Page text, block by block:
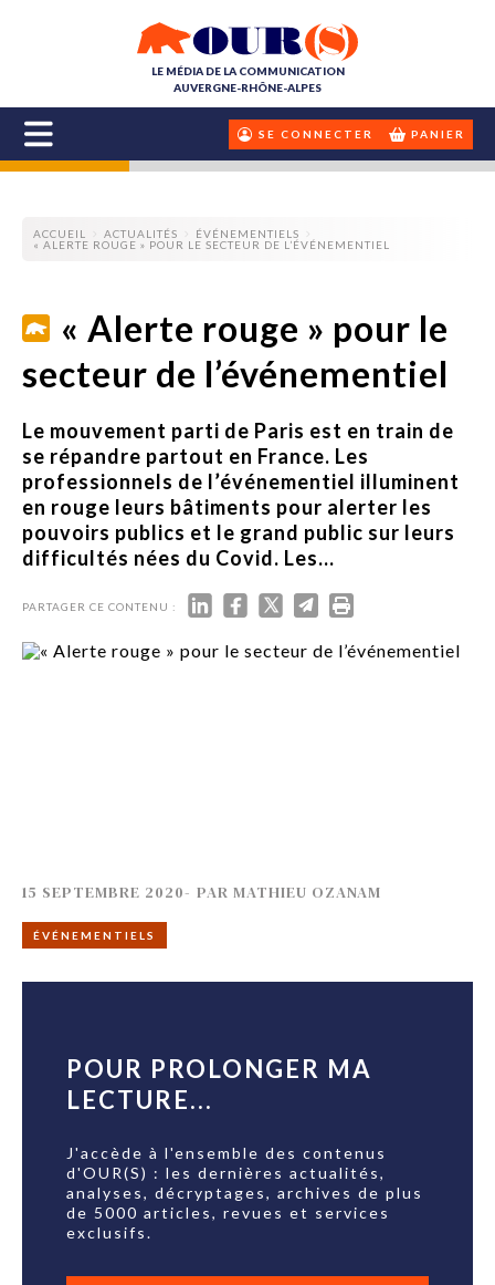
LE MÉDIA DE LA COMMUNICATION
AUVERGNE-RHÔNE-ALPES
SE CONNECTER PANIER
ACCUEIL ACTUALITÉS
ÉVÉNEMENTIELS
« ALERTE ROUGE » POUR LE SECTEUR DE L’ÉVÉNEMENTIEL
« Alerte rouge » pour le
secteur de l’événementiel
Le mouvement parti de Paris est en train de
se répandre partout en France. Les
professionnels de l’événementiel illuminent
en rouge leurs bâtiments pour alerter les
pouvoirs publics et le grand public sur leurs
difficultés nées du Covid. Les...
PARTAGER CE CONTENU :
15 SEPTEMBRE 2020- PAR MATHIEU OZANAM
ÉVÉNEMENTIELS
POUR PROLONGER MA
LECTURE...
J'accède à l'ensemble des contenus
d'OUR(S) : les dernières actualités,
analyses, décryptages, archives de plus
de 5000 articles, revues et services
exclusifs.